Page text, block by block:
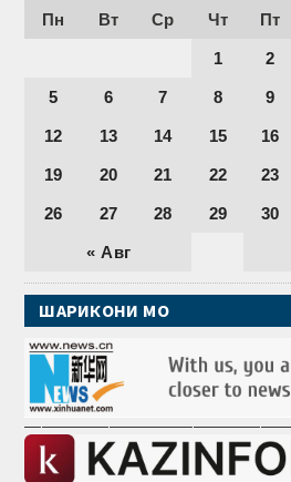
Пн Вт Ср Чт Пт
« Авг
1 2
5 6 7 8 9
12 13 14 15 16
19 20 21 22 23
26 27 28 29 30
ШАРИКОНИ МО